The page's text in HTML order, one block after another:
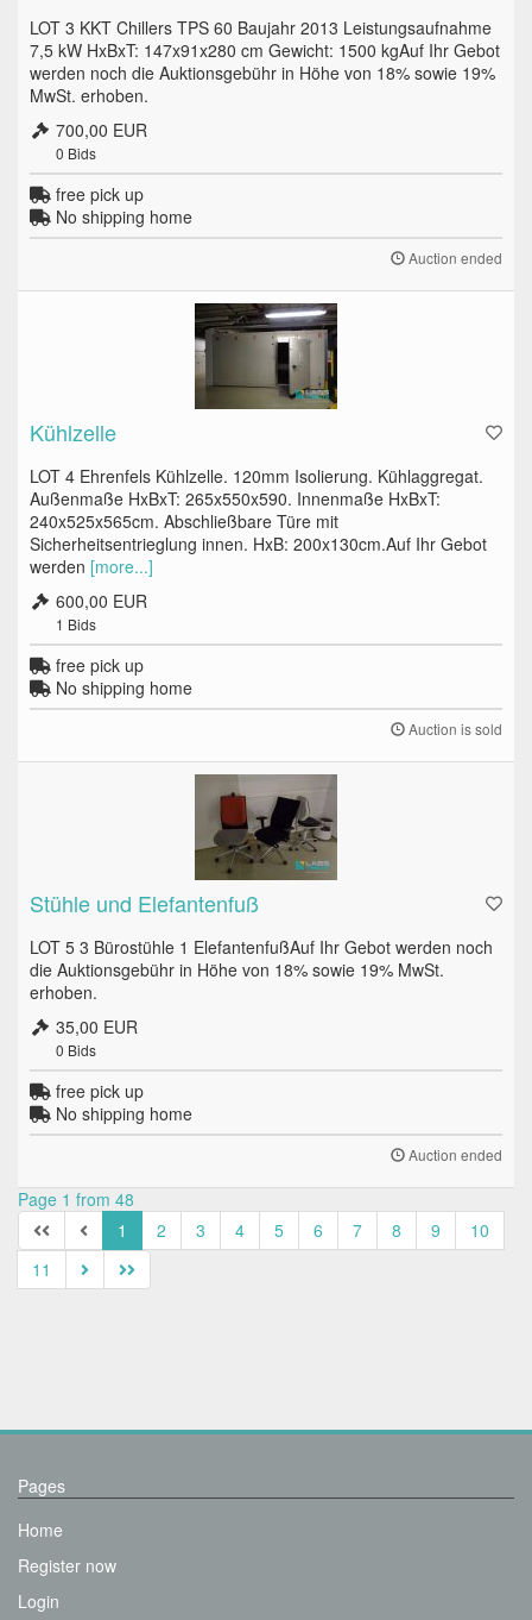
LOT 3 KKT Chillers TPS 60 Baujahr 2013 Leistungsaufnahme
7,5 kW HxBxT: 147x91x280 cm Gewicht: 1500 kgAuf Ihr Gebot
werden noch die Auktionsgebühr in Höhe von 18% sowie 19%
MwSt. erhoben.
700,00 EUR
0 Bids
free pick up
No shipping home
Auction ended
Kühlzelle
LOT 4 Ehrenfels Kühlzelle. 120mm Isolierung. Kühlaggregat.
Außenmaße HxBxT: 265x550x590. Innenmaße HxBxT:
240x525x565cm. Abschließbare Türe mit
Sicherheitsentrieglung innen. HxB: 200x130cm.Auf Ihr Gebot
werden [more...]
600,00 EUR
1 Bids
free pick up
No shipping home
Auction is sold
Stühle und Elefantenfuß
LOT 5 3 Bürostühle 1 ElefantenfußAuf Ihr Gebot werden noch
die Auktionsgebühr in Höhe von 18% sowie 19% MwSt.
erhoben.
35,00 EUR
0 Bids
free pick up
No shipping home
Auction ended
Page 1 from 48
1
2 3 4 5 6 7 8 9
10
11
Pages
Home
Register now
Login